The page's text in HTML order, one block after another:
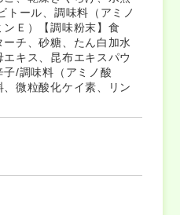
トール、調味料（アミノ
Ｅ）【調味粉末】食
チ、砂糖、たん白加水
キス、昆布エキスパウ
子/調味料（アミノ酸
微粒酸化ケイ素、リン